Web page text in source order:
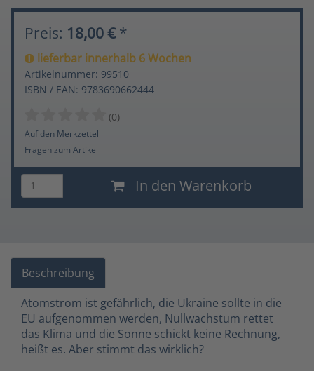
Preis: 18,00 € *
lieferbar innerhalb 6 Wochen
Artikelnummer: 99510
ISBN / EAN: 9783690662444
(0)
Auf den Merkzettel
Fragen zum Artikel
In den Warenkorb
Beschreibung
Atomstrom ist gefährlich, die Ukraine sollte in die
EU aufgenommen werden, Nullwachstum rettet
das Klima und die Sonne schickt keine Rechnung,
heißt es. Aber stimmt das wirklich?